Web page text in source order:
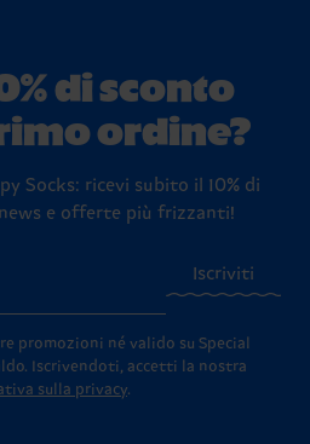
di sconto
ordine?
Socks: ricevi subito il 10% di
e offerte più frizzanti!
Iscriviti
promozioni né valido su Special
Iscrivendoti, accetti la nostra
sulla privacy.